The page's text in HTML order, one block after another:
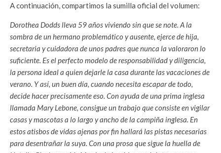
A continuación, compartimos la sumilla oficial del volumen:
Dorothea Dodds lleva 59 años viviendo sin que se note. A la
sombra de un hermano problemático y ausente, ejerce de hija,
secretaria y cuidadora de unos padres que nunca la valoraron lo
suficiente. Es el perfecto modelo de responsabilidad y diligencia,
la persona ideal a quien dejarle la casa durante las vacaciones de
verano. Y así, un buen día, cuando necesita escapar de todo,
decide hacer precisamente eso. Con ayuda de una prima inglesa
llamada Mary Lebone, consigue un trabajo que consiste en vigilar
casas y mascotas a lo largo y ancho de la campiña inglesa. En
estos atisbos de vidas ajenas por fin hallará las pistas necesarias
para desentrañar la suya. Con una prosa que sigue la huella de